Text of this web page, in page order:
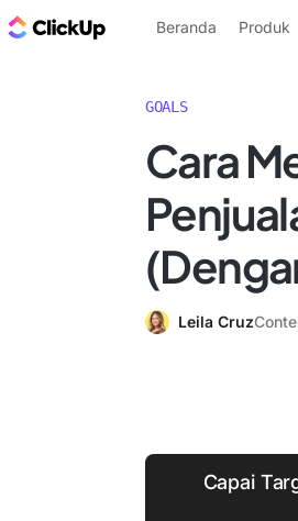
Blog ClickUp
Beranda Produk
GOALS
Cara
Leila Cruz
Capai